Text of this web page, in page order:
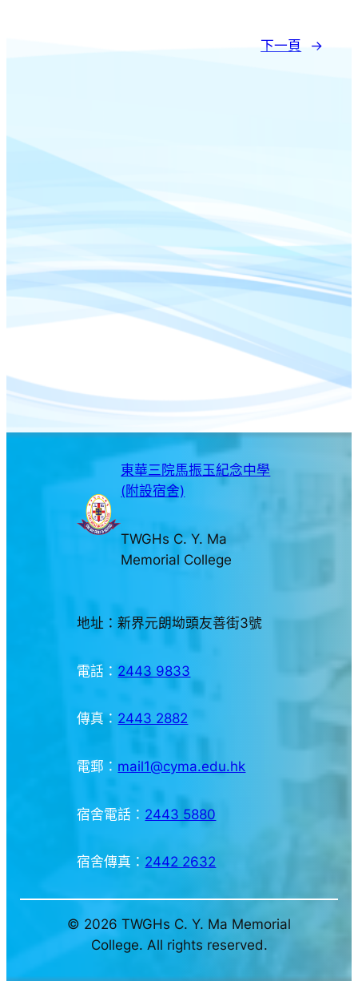
下一頁 →
東華三院馬振玉紀念中學
(附設宿舍)
TWGHs C. Y. Ma
Memorial College
地址：新界元朗坳頭友善街3號
電話： 2443 9833
傳真： 2443 2882
電郵： mail1@cyma.edu.hk
宿舍電話： 2443 5880
宿舍傳真： 2442 2632
© 2026 TWGHs C. Y. Ma Memorial
College. All rights reserved.